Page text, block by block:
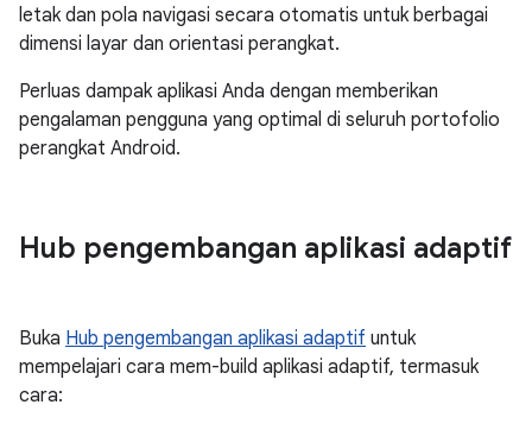
letak dan pola navigasi secara otomatis untuk berbagai
dimensi layar dan orientasi perangkat.
Perluas dampak aplikasi Anda dengan memberikan
pengalaman pengguna yang optimal di seluruh portofolio
perangkat Android.
Hub pengembangan aplikasi adaptif
Buka Hub pengembangan aplikasi adaptif untuk
mempelajari cara mem-build aplikasi adaptif, termasuk
cara: